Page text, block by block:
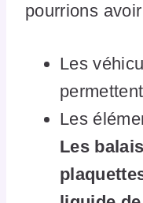
pourrions
Les
permettent
Les
Les